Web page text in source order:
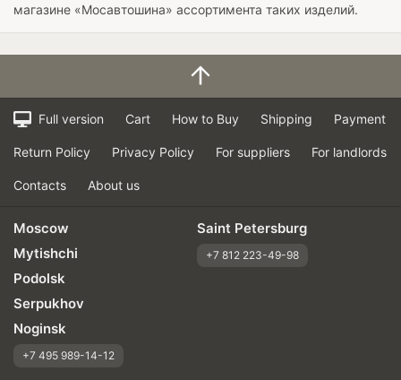
магазине «Мосавтошина» ассортимента таких изделий.
Full version Cart How to Buy Shipping Payment
Return Policy Privacy Policy For suppliers For landlords
Contacts About us
Moscow
Mytishchi
Podolsk
Serpukhov
Noginsk
+7 495 989-14-12
Saint Petersburg
+7 812 223-49-98